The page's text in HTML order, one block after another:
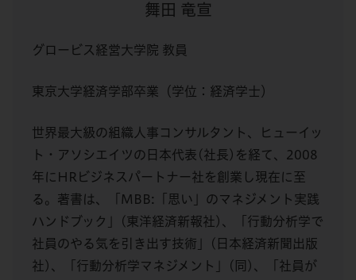
舞田 竜宣
グロービス経営大学院 教員
東京大学経済学部卒業（学位：経済学士）
世界最大級の組織人事コンサルタント、ヒューイッ
ト・アソシエイツの日本代表(社長)を経て、2008
年にHRビジネスパートナー社を創業し現在に至
る。著書は、「MBB:「思い」のマネジメント実践
ハンドブック」(東洋経済新報社)、「行動分析学で
社員のやる気を引き出す技術」(日本経済新聞出版
社)、「行動分析学マネジメント」(同)、「社員が